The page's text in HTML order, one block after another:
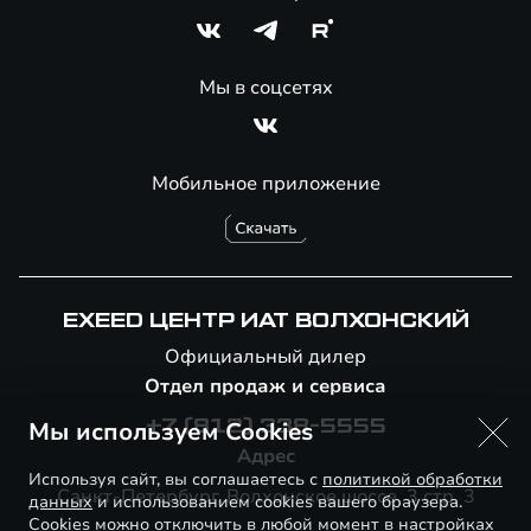
Мобильное приложение
Мы в соцсетях
EXEED ЦЕНТР ИАТ ВОЛХОНСКИЙ
Официальный дилер
Отдел продаж и сервиса
+7 (812) 338-5555
Адрес
Санкт-Петербург, Волхонское шоссе, 3 стр. 3
Мы используем Cookies
Используя сайт, вы соглашаетесь с политикой обработки
данныхи использованием cookies вашего браузера.
Cookies можно отключить в любой момент в настройках